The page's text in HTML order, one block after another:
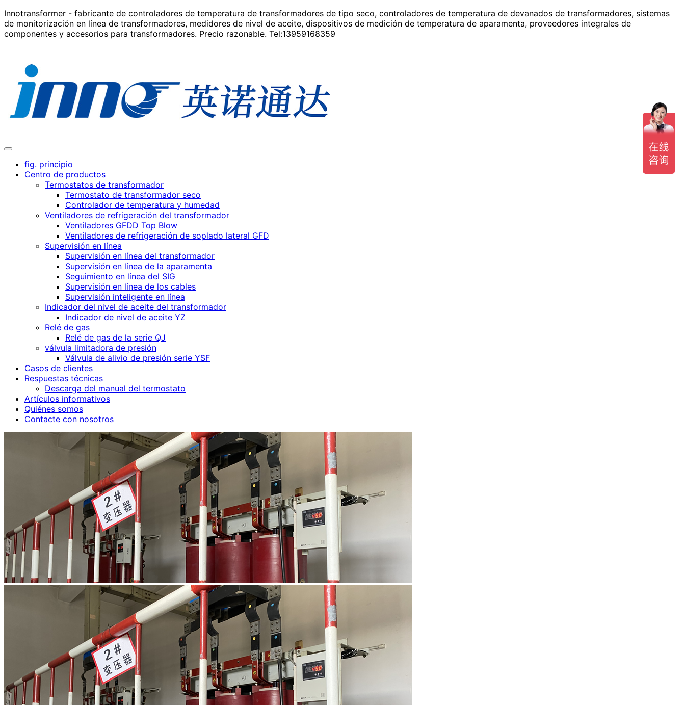
Innotransformer - fabricante de controladores de temperatura de transformadores de tipo seco, controladores de temperatura de devanados de transformadores, sistemas
de monitorización en línea de transformadores, medidores de nivel de aceite, dispositivos de medición de temperatura de aparamenta, proveedores integrales de
componentes y accesorios para transformadores. Precio razonable. Tel:13959168359
fig. principio
Centro de productos
Termostatos de transformador
Termostato de transformador seco
Controlador de temperatura y humedad
Ventiladores de refrigeración del transformador
Ventiladores GFDD Top Blow
Ventiladores de refrigeración de soplado lateral GFD
Supervisión en línea
Supervisión en línea del transformador
Supervisión en línea de la aparamenta
Seguimiento en línea del SIG
Supervisión en línea de los cables
Supervisión inteligente en línea
Indicador del nivel de aceite del transformador
Indicador de nivel de aceite YZ
Relé de gas
Relé de gas de la serie QJ
válvula limitadora de presión
Válvula de alivio de presión serie YSF
Casos de clientes
Respuestas técnicas
Descarga del manual del termostato
Artículos informativos
Quiénes somos
Contacte con nosotros